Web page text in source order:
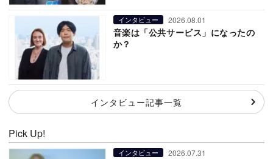
インタビュー 2026.08.01
音楽は「公共サービス」になったの
か？
インタビュー記事一覧
Pick Up!
インタビュー 2026.07.31